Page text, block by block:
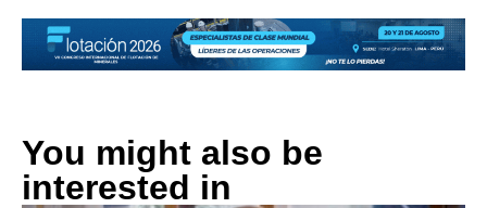
You might also be
interested in